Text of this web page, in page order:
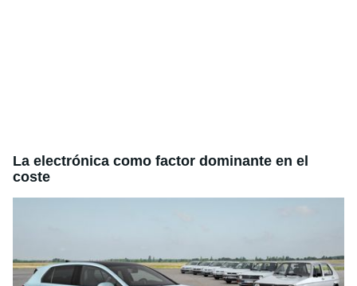
La electrónica como factor dominante en el
coste